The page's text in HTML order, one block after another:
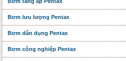
Bơm lưu lượng Pentax
Bơm dân dụng Pentax
Bơm công nghiệp Pentax